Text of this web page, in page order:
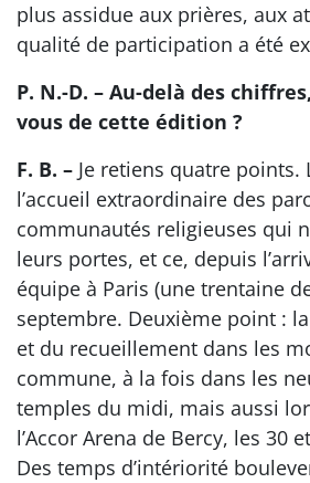
plus assidue aux prières, aux
qualité de participation a été
P. N.-D. – Au-delà des
vous de cette édition ?
F. B. – Je retiens quatre points.
l’accueil extraordinaire des
communautés religieuses qui
leurs portes, et ce, depuis
équipe à Paris (une trentaine
septembre. Deuxième point :
et du recueillement dans les
commune, à la fois dans les
temples du midi, mais aussi
l’Accor Arena de Bercy, les 30
Des temps d’intériorité